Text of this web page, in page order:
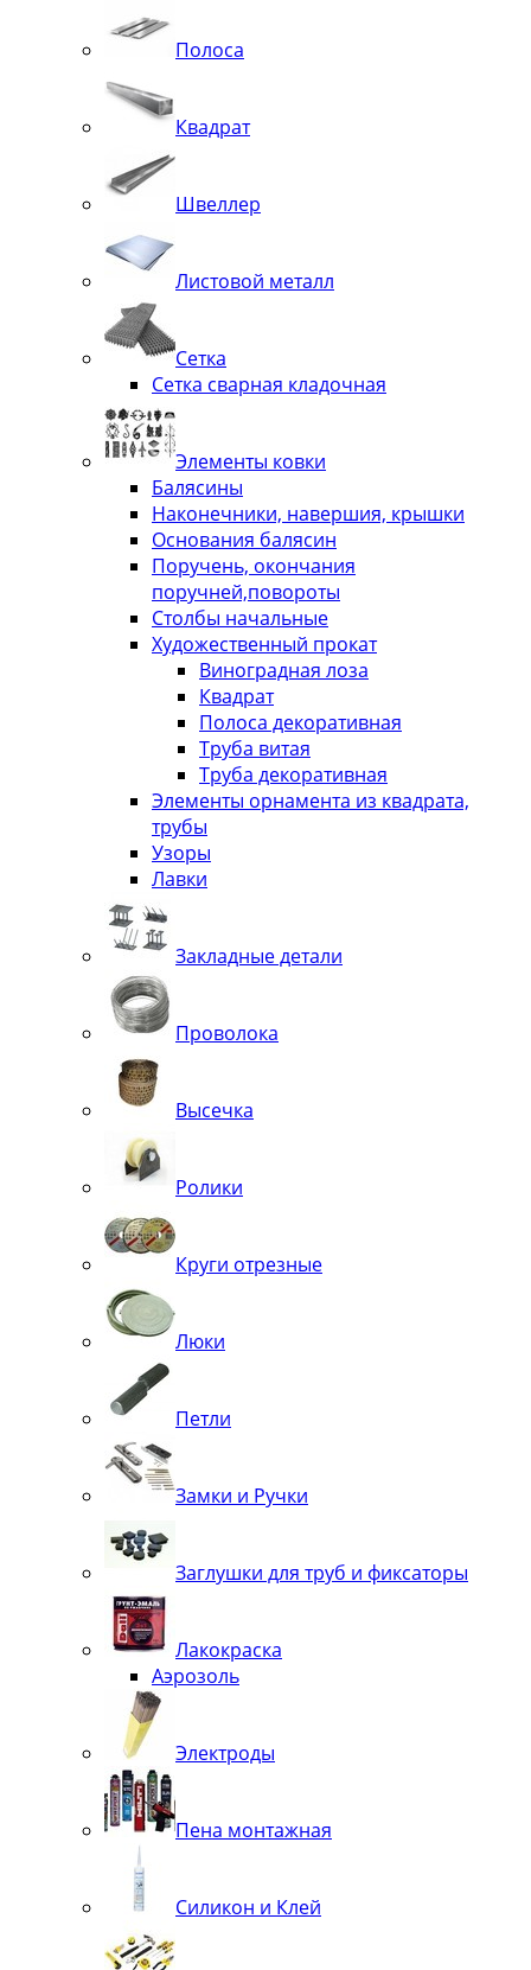
Полоса
Квадрат
Швеллер
Листовой металл
Сетка
Сетка сварная кладочная
Элементы ковки
Балясины
Наконечники, навершия, крышки
Основания балясин
Поручень, окончания
поручней,повороты
Столбы начальные
Художественный прокат
Виноградная лоза
Квадрат
Полоса декоративная
Труба витая
Труба декоративная
Элементы орнамента из квадрата,
трубы
Узоры
Лавки
Закладные детали
Проволока
Высечка
Ролики
Круги отрезные
Люки
Петли
Замки и Ручки
Заглушки для труб и фиксаторы
Лакокраска
Аэрозоль
Электроды
Пена монтажная
Силикон и Клей